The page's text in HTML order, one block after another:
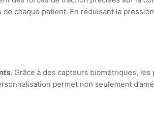
chaque patient. En réduisant la
. Grâce à des capteurs biométriques,
permet non seulement